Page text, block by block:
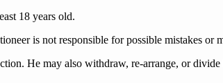
18 years old.
is not responsible for possible mistakes or
He may also withdraw, re-arrange, or